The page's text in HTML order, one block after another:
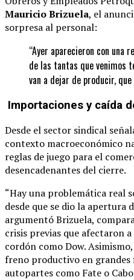
Mauricio Brizuela, el
sorpresa al personal:
“Ayer aparecieron con una
de las tantas que venimos
van a dejar de producir,
Importaciones y caída
Desde el sector sindical
contexto macroeconómico
reglas de juego para el
desencadenantes del cierre.
“Hay una problemática real
desde que se dio la apertura
argumentó Brizuela,
crisis previas que afectaron
cordón como Dow.
freno productivo en grandes
autopartes como Fate o